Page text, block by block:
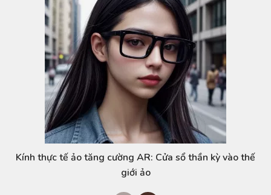
Kính thực tế ảo tăng cường AR: Cửa sổ thần kỳ vào thế
giới ảo